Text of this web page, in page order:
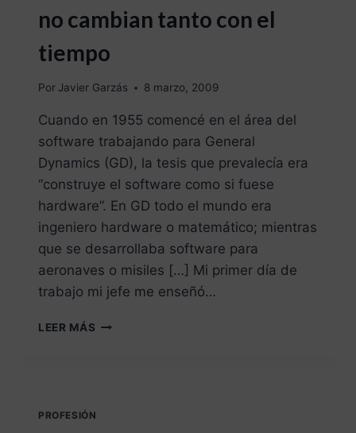
no cambian tanto con el
tiempo
Por Javier Garzás 8 marzo, 2009
Cuando en 1955 comencé en el área del
software trabajando para General
Dynamics (GD), la tesis que prevalecía era
“construye el software como si fuese
hardware”. En GD todo el mundo era
ingeniero hardware o matemático; mientras
que se desarrollaba software para
aeronaves o misiles […] Mi primer día de
trabajo mi jefe me enseñó…
LEER MÁS
PROFESIÓN